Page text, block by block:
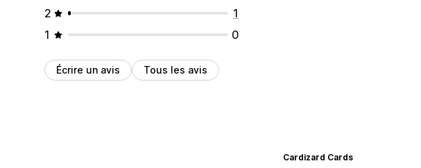
2
1
1
0
Écrire un avis Tous les avis
Cardizard Cards